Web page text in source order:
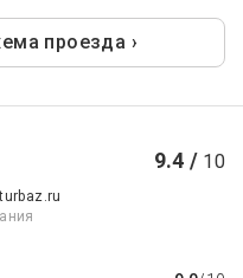
проезда ›
9.4 / 10